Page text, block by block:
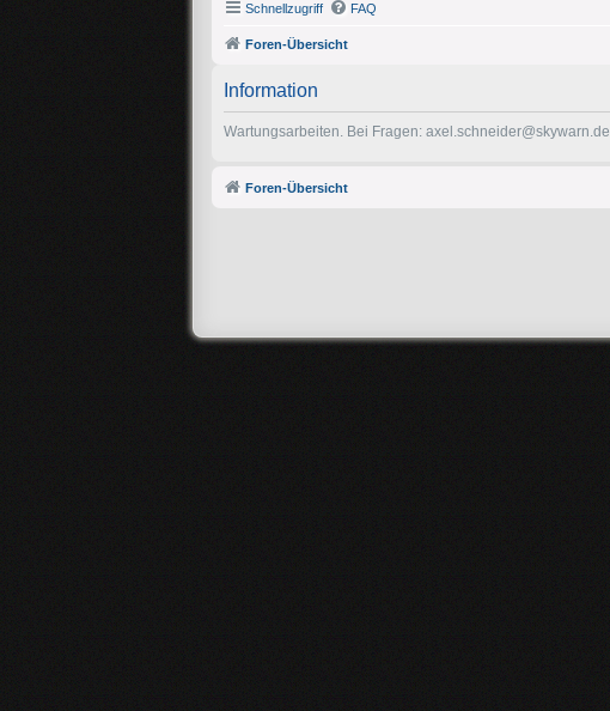
Schnellzugriff FAQ
Foren-Übersicht
Information
Wartungsarbeiten. Bei Fragen: axel.schneider@skywarn.de
Foren-Übersicht